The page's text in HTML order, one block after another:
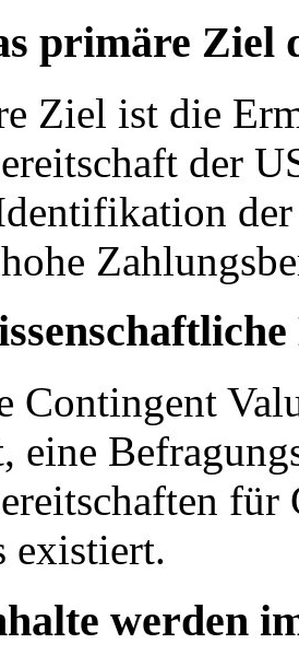
primäre Ziel
Ziel ist die
der
Contingent
eine
existiert.
werden